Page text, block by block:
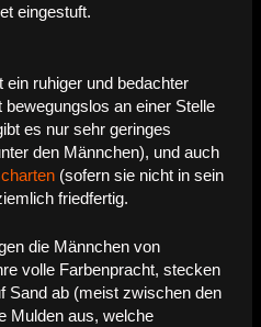
eingestuft.
ruhiger und bedachter
an einer Stelle
es nur sehr geringes
den Männchen), und auch
(sofern sie nicht in sein
friedfertig.
die Männchen von
volle Farbenpracht, stecken
Sand ab (meist zwischen den
Mulden aus, welche